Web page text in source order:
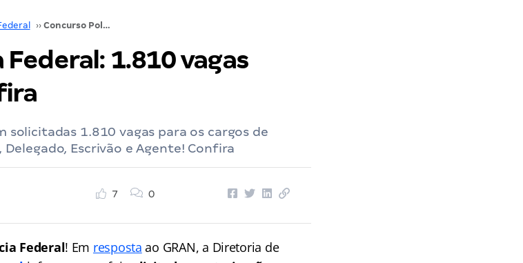
›› Concurso Polícia Federal: 1.810 vagas solicitadas! Confira
1.810 vagas
solicitadas 1.810 vagas para os cargos de
Escrivão e Agente! Confira
7 0
Federal! Em resposta ao GRAN, a Diretoria de